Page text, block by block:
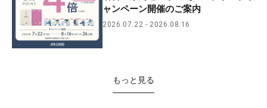
ャンペーン開催のご案内
2026.07.22 2026.08.16
もっと見る